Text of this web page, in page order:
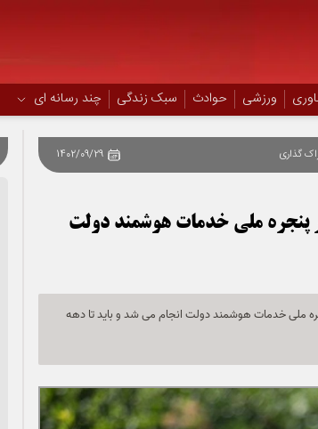
ورزشی حوادث سبک زندگی چند رسانه ای
گذاری 1402/09/29
دستگاه‌ها در پنجره ملی خدمات هوشمند دولت
حدود 71 درصد خدمات دستگاه‌ها در پنجره ملی خدمات هوشمند دولت انجام می شد و باید تا دهه